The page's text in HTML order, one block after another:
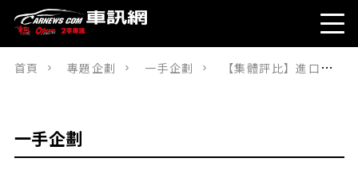
首頁 專題企劃 一手企劃 【集體評比】進口小型SUV優質選Opel Mokka X Suzuki SX4 S-Cross X Peugeot 2008(下)
一手企劃